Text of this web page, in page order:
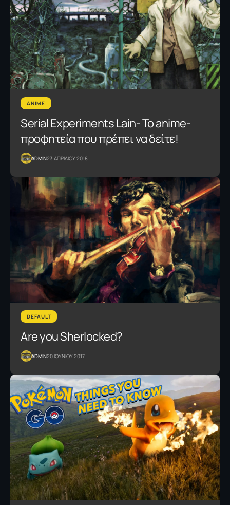
ANIME
Serial Experiments Lain- Το anime-
προφητεία που πρέπει να δείτε!
ADMIN23 ΑΠΡΙΛΙΟΥ 2018
DEFAULT
Are you Sherlocked?
ADMIN20 ΙΟΥΝΙΟΥ 2017